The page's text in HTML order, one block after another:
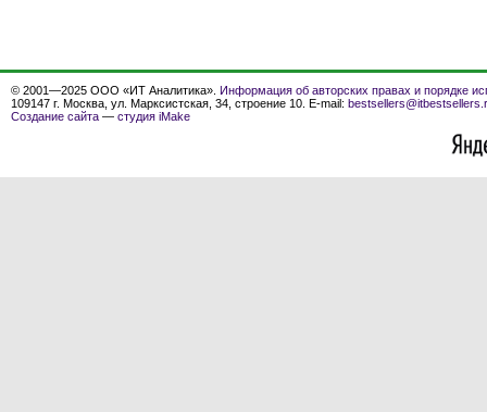
© 2001—2025 ООО «ИТ Аналитика». Информация об авторских правах и порядке
109147 г. Москва, ул. Марксистская, 34, строение 10. E-mail:
Создание сайта — студия iMake